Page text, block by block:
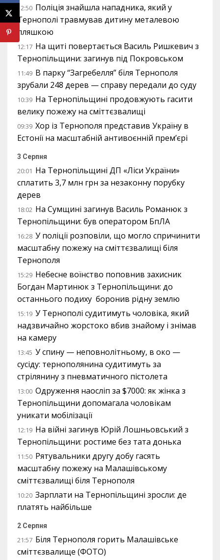
12:50 Поліція знайшла нападника, який у
Тернополі травмував дитину металевою
пляшкою
12:17 На щиті повертається Василь Ришкевич з
Тернопільщини: загинув під Покровськом
11:49 В парку “Загребелля” біля Тернополя
зрубали 248 дерев — справу передали до суду
10:39 На Тернопільщині продовжують гасити
велику пожежу на сміттєзвалищі
09:39 Хор із Тернополя представив Україну в
Естонії на масштабній антивоєнній прем’єрі
3 Серпня
20:01 На Тернопільщині ДП «Ліси України»
сплатить 3,7 млн грн за незаконну порубку
дерев
18:02 На Сумщині загинув Василь Романюк з
Тернопільщини: був оператором БпЛА
16:28 У поліції розповіли, що могло спричинити
масштабну пожежу на сміттєзвалищі біля
Тернополя
15:29 Небесне воїнство поповнив захисник
Богдан Мартинюк з Тернопільщини: до
останнього подиху боронив рідну землю
15:19 У Тернополі судитимуть чоловіка, який
надзвичайно жорстоко вбив знайому і знімав
на камеру
13:45 У спину — неповнолітньому, в око —
сусіду: тернополянина судитимуть за
стрілянину з пневматичного пістолета
13:00 Одруження наосліп за $7000: як жінка з
Тернопільщини допомагала чоловікам
уникати мобілізації
12:19 На війні загинув Юрій Лошньовський з
Тернопільщини: ростиме без тата донька
11:50 Рятувальники другу добу гасять
масштабну пожежу на Малашівському
сміттєзвалищі біля Тернополя
10:20 Зарплати на Тернопільщині зросли: де
платять найбільше
2 Серпня
21:57 Біля Тернополя горить Малашівське
сміттєзвалище (ФОТО)